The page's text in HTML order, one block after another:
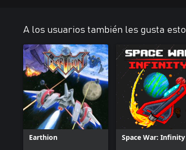
A los usuarios también les gusta esto
Earthion Space War: Infinity